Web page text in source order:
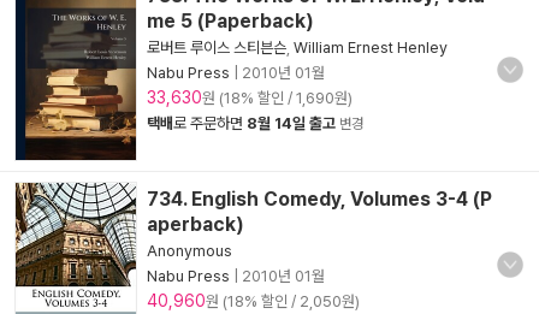
me 5 (Paperback)
로버트 루이스 스티븐슨 William Ernest Henley
Nabu Press
2010년 01월
33,630원 (18% 할인 / 1,690원)
택배로 주문하면 8월 14일 출고 변경
734. English Comedy, Volumes 3-4 (P
aperback)
Anonymous
Nabu Press
2010년 01월
40,960원 (18% 할인 / 2,050원)